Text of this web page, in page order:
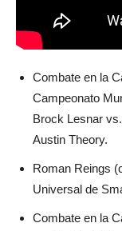
Combate en la
Campeonato
Brock Lesnar
Austin Theory.
Roman Reings
Universal de
Combate en la